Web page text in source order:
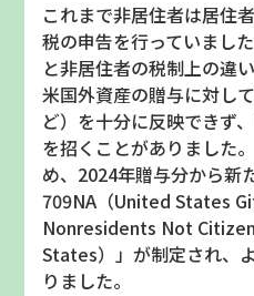
これまで非居住者は居住
税の申告を行っていまし
と非居住者の税制上の違
米国外資産の贈与に対し
ど）を十分に反映できず
を招くことがありました
め、 2024年贈与分から新
709NA （United States
Nonresidents Not
States）」が制定され、
りました。